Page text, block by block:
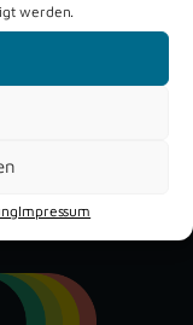
werden.
Impressum